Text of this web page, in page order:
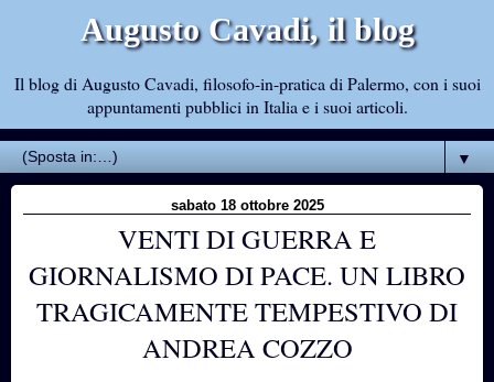
Augusto Cavadi, il blog
Il blog di Augusto Cavadi, filosofo-in-pratica di Palermo, con i suoi
appuntamenti pubblici in Italia e i suoi articoli.
▼
sabato 18 ottobre 2025
VENTI DI GUERRA E
GIORNALISMO DI PACE. UN LIBRO
TRAGICAMENTE TEMPESTIVO DI
ANDREA COZZO